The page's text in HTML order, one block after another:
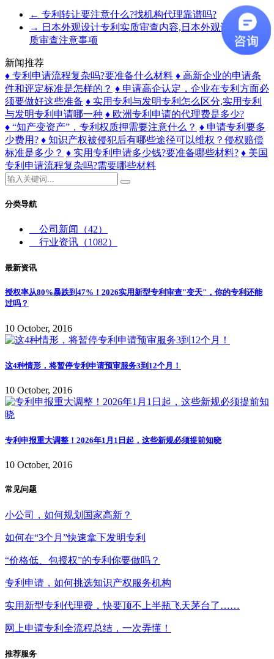
← 专利转让要注意什么?找机构代理靠谱吗?
→ 日本外观设计专利实质审查内容,日本外观设计专利实
质审查注意事项
新闻推荐
♦ 专利申请流程复杂吗?要准备什么材料 ♦ 高新企业的申请条
件和评定标准是怎样的？ ♦ 申请高企认定，企业在专利方面必
须要做好这些准备 ♦ 实用专利与发明专利怎么区分,实用专利
与发明专利申请哪一种 ♦ 欧洲专利申请的代理费是多少?
♦ “知产变资产”，专利权质押需要注意什么？ ♦ 申请专利要多
少费用? ♦ 知识产权被侵犯后有哪些途径可以维权？侵权赔偿
标准是多少？ ♦ 实用专利申请多少钱?要准备哪些材料? ♦ 美国
专利申请流程复杂吗?需要哪些材料
分类导航
公司新闻
（42）
行业资讯 （1082）
最新资讯
授权率从80%暴跌到47%！2026实用新型专利审查"变天"，你的专利还能
过吗？
10 October, 2016
这4种情形，将暂停专利申请预审服务3到12个月！
10 October, 2016
专利申报重大调整！2026年1月1日起，这些新规必须提前知晓
10 October, 2016
常见问题
小公司，如何规划国家高新？
如何在“3个月”快速拿下发明专利
“价格低、包授权”的专利你要做吗？
专利申请，如何挑选知识产权服务机构
实用新型专利代理费，快要顶不上半瓶飞天茅台了……
网上申请专利全流程总结，一次弄懂！
推荐服务